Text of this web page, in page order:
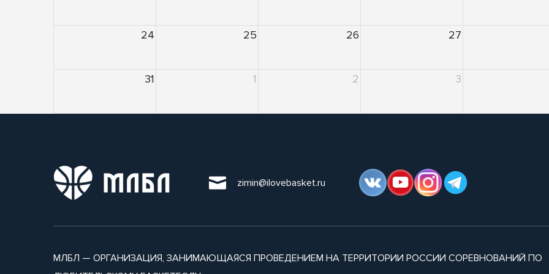
24 25 26 27
31 1 2 3
zimin@ilovebasket.ru
МЛБЛ — ОРГАНИЗАЦИЯ, ЗАНИМАЮЩАЯСЯ ПРОВЕДЕНИЕМ НА ТЕРРИТОРИИ РОССИИ СОРЕВНОВАНИЙ ПО